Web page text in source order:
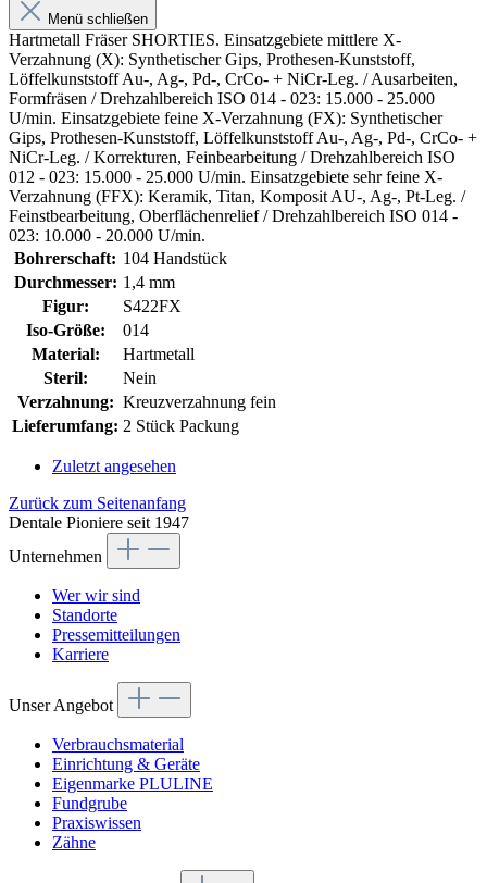
Menü schließen
Hartmetall Fräser SHORTIES. Einsatzgebiete mittlere X-
Verzahnung (X): Synthetischer Gips, Prothesen-Kunststoff,
Löffelkunststoff Au-, Ag-, Pd-, CrCo- + NiCr-Leg. / Ausarbeiten,
Formfräsen / Drehzahlbereich ISO 014 - 023: 15.000 - 25.000
U/min. Einsatzgebiete feine X-Verzahnung (FX): Synthetischer
Gips, Prothesen-Kunststoff, Löffelkunststoff Au-, Ag-, Pd-, CrCo- +
NiCr-Leg. / Korrekturen, Feinbearbeitung / Drehzahlbereich ISO
012 - 023: 15.000 - 25.000 U/min. Einsatzgebiete sehr feine X-
Verzahnung (FFX): Keramik, Titan, Komposit AU-, Ag-, Pt-Leg. /
Feinstbearbeitung, Oberflächenrelief / Drehzahlbereich ISO 014 -
023: 10.000 - 20.000 U/min.
Bohrerschaft: 104 Handstück
Durchmesser: 1,4 mm
Figur:
S422FX
Iso-Größe:
014
Material:
Hartmetall
Steril:
Nein
Verzahnung: Kreuzverzahnung fein
Lieferumfang: 2 Stück Packung
Zuletzt angesehen
Zurück zum Seitenanfang
Dentale Pioniere seit 1947
Unternehmen
Wer wir sind
Standorte
Pressemitteilungen
Karriere
Unser Angebot
Verbrauchsmaterial
Einrichtung & Geräte
Eigenmarke PLULINE
Fundgrube
Praxiswissen
Zähne